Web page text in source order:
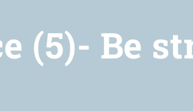
(5)- Be